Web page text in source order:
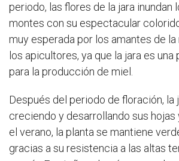
periodo, las flores de la jara inundan
montes con su espectacular
muy esperada por los amantes de
los apicultores, ya que la jara es una
para la producción de miel.
Después del periodo de floración, la
creciendo y desarrollando sus hojas
el verano, la planta se mantiene
gracias a su resistencia a las altas